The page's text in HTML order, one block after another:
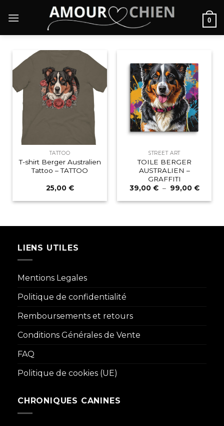
au
0
TATTOO
T-shirt Berger Australien
Tattoo – TATTOO
25,00 €
STREET ART
TOILE BERGER
AUSTRALIEN –
GRAFFITI
39,00 € – 99,00 €Plage
prix :
LIENS UTILES
Mentions Legales
Politique de confidentialité
Remboursements et retours
Conditions Générales de Vente
FAQ
Politique de cookies (UE)
CHRONIQUES CANINES